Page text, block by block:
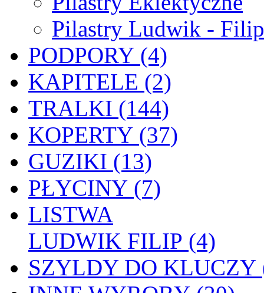
Pilastry Ludwik - Filip
PODPORY (4)
KAPITELE (2)
TRALKI (144)
KOPERTY (37)
GUZIKI (13)
PŁYCINY (7)
LISTWA
LUDWIK FILIP (4)
SZYLDY DO KLUCZY